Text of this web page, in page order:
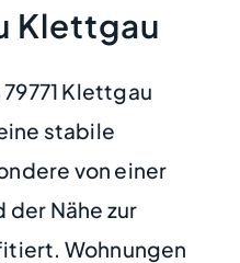
Klettgau
Klettgau
stabile
von einer
Nähe zur
Wohnungen